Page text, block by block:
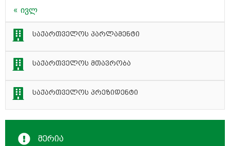
« ივლ
საქართველოს პარლამენტი
საქართველოს მთავრობა
საქართველოს პრეზიდენტი
მერია